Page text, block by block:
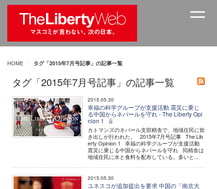
HOME タグ「2015年7月号記事」の記事一覧
タグ「2015年7月号記事」の記事一覧
2015.05.30
幸福の科学グループが支援活動 震災に乗じ
る中国からネパールを守れ - The Liberty Opi
nion 1
カトマンズのネパール支部精舎で、地域住民に炊
き出しが行われた。 2015年7月号記事 The Lib
erty Opinion 1 幸福の科学グループが支援活動
震災に乗じる中国からネパールを守れ 同精舎は
地域住民に水と食料を配布している。多いと...
2015.05.30
ユネスコが追加提出を要求 中国の「南京大